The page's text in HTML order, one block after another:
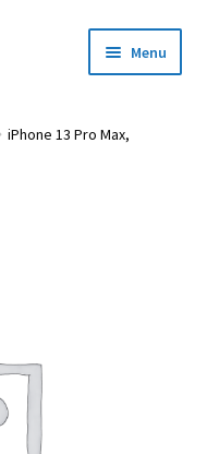
Menu
iPhone 13 Pro Max,